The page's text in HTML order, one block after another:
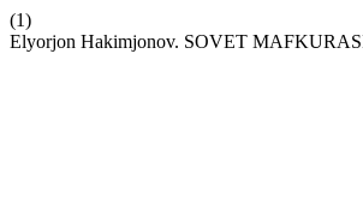
(1)
Elyorjon Hakimjonov. SOVET